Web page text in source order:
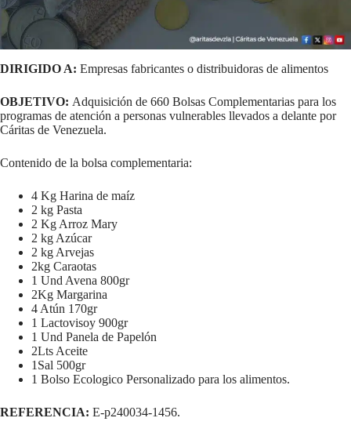
DIRIGIDO A: Empresas fabricantes o distribuidoras de alimentos
OBJETIVO: Adquisición de 660 Bolsas Complementarias para los
programas de atención a personas vulnerables llevados a delante por
Cáritas de Venezuela.
Contenido de la bolsa complementaria:
4 Kg Harina de maíz
2 kg Pasta
2 Kg Arroz Mary
2 kg Azúcar
2 kg Arvejas
2kg Caraotas
1 Und Avena 800gr
2Kg Margarina
4 Atún 170gr
1 Lactovisoy 900gr
1 Und Panela de Papelón
2Lts Aceite
1Sal 500gr
1 Bolso Ecologico Personalizado para los alimentos.
REFERENCIA: E-p240034-1456.